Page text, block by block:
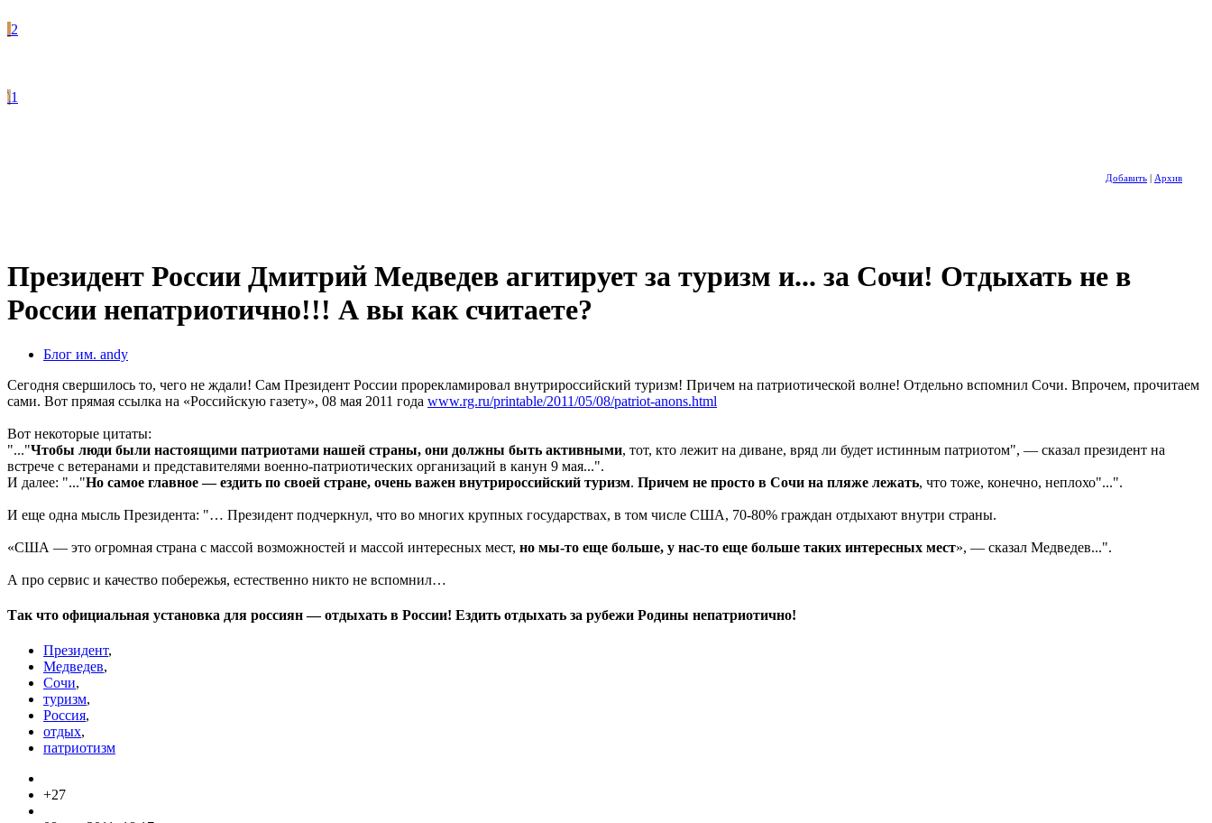
2
1
Добавить | Архив
Президент России Дмитрий Медведев агитирует за туризм и... за Сочи! Отдыхать не в
России непатриотично!!! А вы как считаете?
Блог им. andy
Сегодня свершилось то, чего не ждали! Сам Президент России прорекламировал внутрироссийский туризм! Причем на патриотической волне! Отдельно вспомнил Сочи. Впрочем, прочитаем
сами. Вот прямая ссылка на «Российскую газету», 08 мая 2011 года www.rg.ru/printable/2011/05/08/patriot-anons.html
Вот некоторые цитаты:
"..."Чтобы люди были настоящими патриотами нашей страны, они должны быть активными, тот, кто лежит на диване, вряд ли будет истинным патриотом", — сказал президент на
встрече с ветеранами и представителями военно-патриотических организаций в канун 9 мая...".
И далее: "..."Но самое главное — ездить по своей стране, очень важен внутрироссийский туризм. Причем не просто в Сочи на пляже лежать, что тоже, конечно, неплохо"...".
И еще одна мысль Президента: "… Президент подчеркнул, что во многих крупных государствах, в том числе США, 70-80% граждан отдыхают внутри страны.
«США — это огромная страна с массой возможностей и массой интересных мест, но мы-то еще больше, у нас-то еще больше таких интересных мест», — сказал Медведев...".
А про сервис и качество побережья, естественно никто не вспомнил…
Так что официальная установка для россиян — отдыхать в России! Ездить отдыхать за рубежи Родины непатриотично!
Президент,
Медведев,
Сочи,
туризм,
Россия,
отдых,
патриотизм
+27